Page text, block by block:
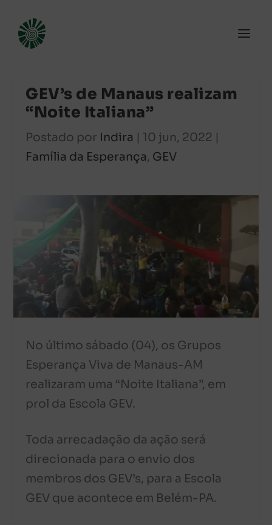
GEV’s de Manaus realizam
“Noite Italiana”
Postado por Indira | 10 jun, 2022 |
Família da Esperança, GEV
No último sábado (04), os Grupos
Esperança Viva de Manaus-AM
realizaram uma “Noite Italiana”, em
prol da Escola GEV.
Toda arrecadação da ação será
direcionada para o envio dos
membros dos GEV’s, para a Escola
GEV que acontece em Belém-PA.